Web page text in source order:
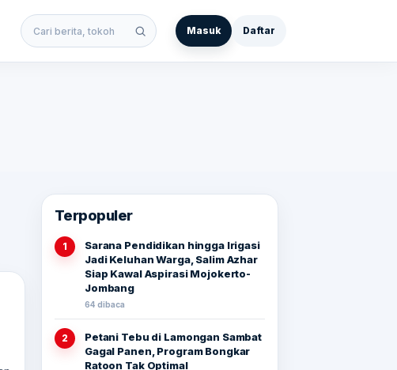
Cari berita
Masuk Daftar
Terpopuler
1
Sarana Pendidikan hingga Irigasi
Jadi Keluhan Warga, Salim Azhar
Siap Kawal Aspirasi Mojokerto-
Jombang
64 dibaca
2
Petani Tebu di Lamongan Sambat
Gagal Panen, Program Bongkar
Ratoon Tak Optimal